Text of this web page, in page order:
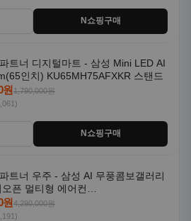
N쇼핑구매
트너 디지털마트 - 삼성 Mini LED AI
인치) KU65MH75AFXKR 스탠드
원1,790,000원
N쇼핑구매
트너 우주 - 삼성 AI 무풍콤보갤러리
픈 멀티형 에어컨
기본설치포함
원4,290,000원